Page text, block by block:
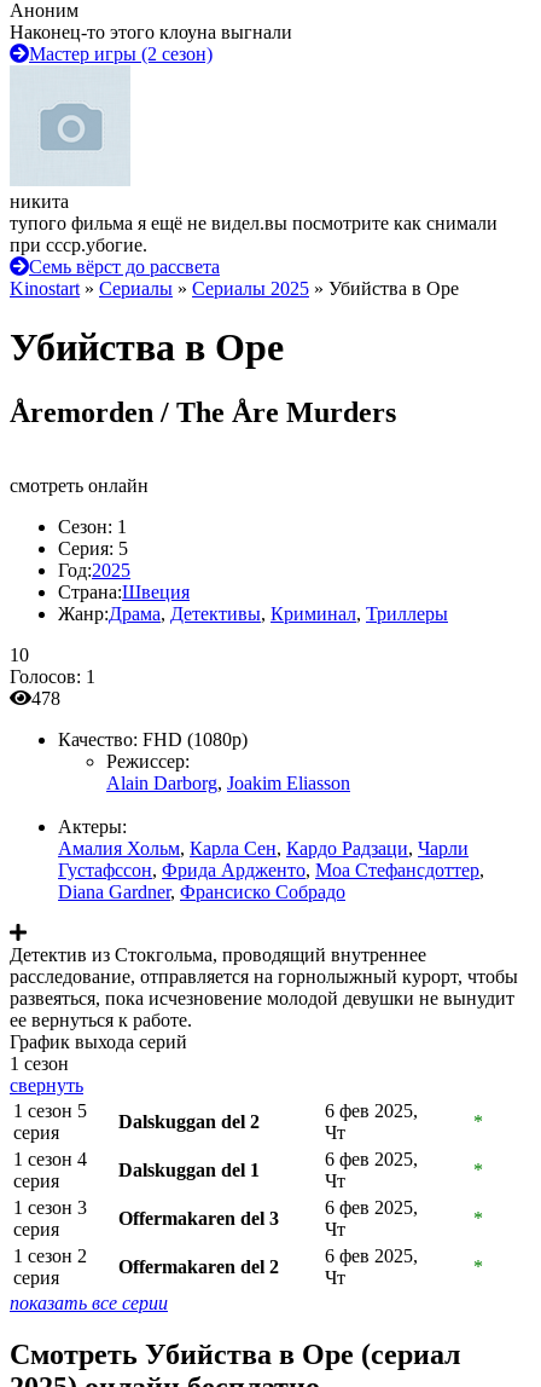
Аноним
Наконец-то этого клоуна выгнали
Мастер игры (2 сезон)
никита
тупого фильма я ещё не видел.вы посмотрите как снимали
при ссср.убогие.
Семь вёрст до рассвета
Kinostart » Сериалы » Сериалы 2025 » Убийства в Оре
Убийства в Оре
Åremorden / The Åre Murders
смотреть онлайн
Сезон: 1
Серия: 5
Год:2025
Страна:Швеция
Жанр:Драма, Детективы, Криминал, Триллеры
10
Голосов: 1
478
Качество: FHD (1080p)
Режиссер:
Alain Darborg, Joakim Eliasson
Актеры:
Амалия Хольм, Карла Сен, Кардо Радзаци, Чарли
Густафссон, Фрида Ардженто, Моа Стефансдоттер,
Diana Gardner, Франсиско Собрадо
Детектив из Стокгольма, проводящий внутреннее
расследование, отправляется на горнолыжный курорт, чтобы
развеяться, пока исчезновение молодой девушки не вынудит
ее вернуться к работе.
График выхода серий
1 сезон
свернуть
1 сезон 5
серия
Dalskuggan del 2
6 фев 2025,
Чт
*
1 сезон 4
серия
Dalskuggan del 1
6 фев 2025,
Чт
*
1 сезон 3
серия
Offermakaren del 3
6 фев 2025,
Чт
*
1 сезон 2
серия
Offermakaren del 2
6 фев 2025,
Чт
*
показать все серии
Смотреть Убийства в Оре (сериал